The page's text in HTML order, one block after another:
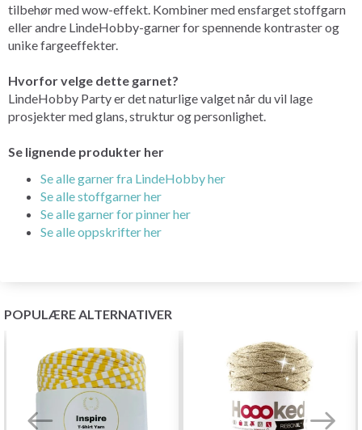
tilbehør med wow-effekt. Kombiner med ensfarget stoffgarn
eller andre LindeHobby-garner for spennende kontraster og
unike fargeeffekter.
Hvorfor velge dette garnet?
LindeHobby Party er det naturlige valget når du vil lage
prosjekter med glans, struktur og personlighet.
Se lignende produkter her
Se alle garner fra LindeHobby her
Se alle stoffgarner her
Se alle garner for pinner her
Se alle oppskrifter her
POPULÆRE ALTERNATIVER